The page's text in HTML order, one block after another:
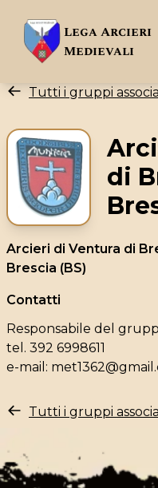
Lega Arcieri
Medievali
Tutti i gruppi
di
Arcieri di Ventura di
Brescia (BS)
Contatti
Responsabile del
tel. 392 6998611
e-mail:
Tutti i gruppi